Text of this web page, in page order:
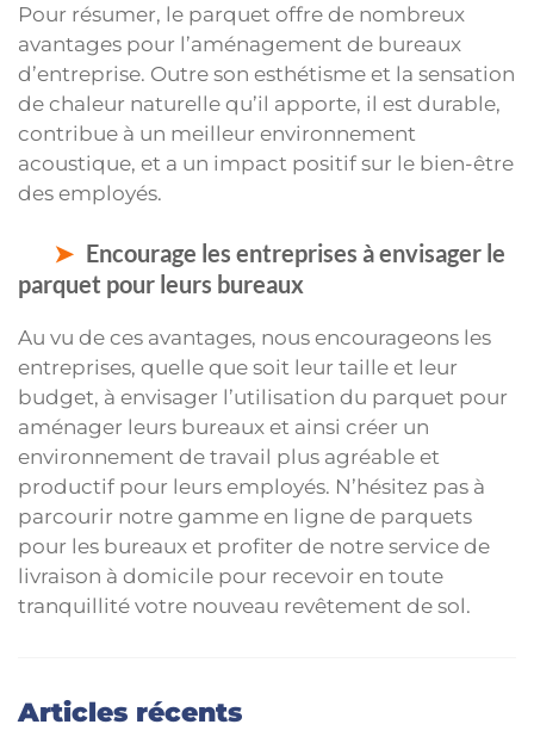
Pour résumer, le parquet offre de nombreux
avantages pour l’aménagement de bureaux
d’entreprise. Outre son esthétisme et la sensation
de chaleur naturelle qu’il apporte, il est durable,
contribue à un meilleur environnement
acoustique, et a un impact positif sur le bien-être
des employés.
Encourage les entreprises à envisager le
parquet pour leurs bureaux
Au vu de ces avantages, nous encourageons les
entreprises, quelle que soit leur taille et leur
budget, à envisager l’utilisation du parquet pour
aménager leurs bureaux et ainsi créer un
environnement de travail plus agréable et
productif pour leurs employés. N’hésitez pas à
parcourir notre gamme en ligne de parquets
pour les bureaux et profiter de notre service de
livraison à domicile pour recevoir en toute
tranquillité votre nouveau revêtement de sol.
Articles récents